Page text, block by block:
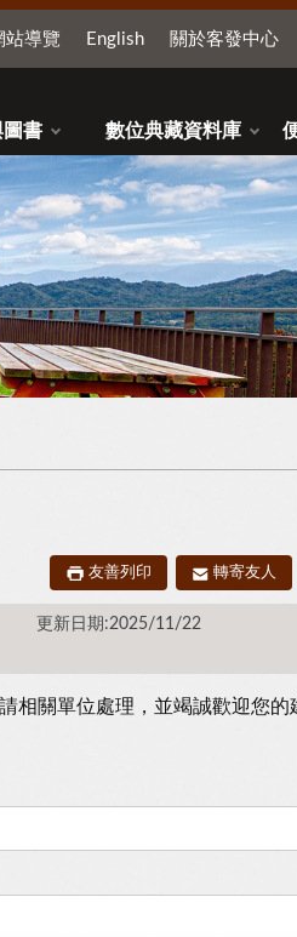
站導覽 English 關於客發中心
圖書 數位典藏資料庫
友善列印 轉寄友人
更新日期:2025/11/22
關單位處理，並竭誠歡迎您的